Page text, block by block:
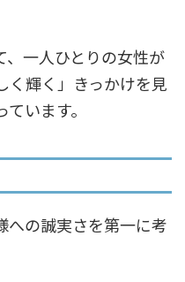
、一人ひとりの女性が
く輝く」きっかけを見
います。
への誠実さを第一に考